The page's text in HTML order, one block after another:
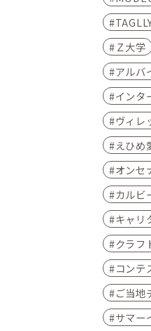
Ｚ大学
アルバ
インタ
ヴィレ
えひめ
オンセ
カルビ
キャリ
クラフ
コンテ
ご当地
サマー